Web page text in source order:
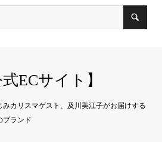
ECサイト】
カリスマゲスト、及川美江子がお届けする
ブランド